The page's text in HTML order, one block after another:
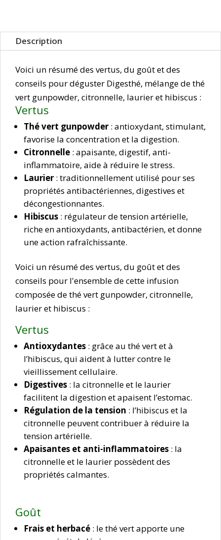
et
apaisantDescription
Voici un résumé des vertus, du goût et des
conseils pour déguster Digesthé, mélange de thé
vert gunpowder, citronnelle, laurier et hibiscus :
Vertus
Thé vert gunpowder : antioxydant, stimulant,
favorise la concentration et la digestion.
Citronnelle : apaisante, digestif, anti-
inflammatoire, aide à réduire le stress.
Laurier : traditionnellement utilisé pour ses
propriétés antibactériennes, digestives et
décongestionnantes.
Hibiscus : régulateur de tension artérielle,
riche en antioxydants, antibactérien, et donne
une action rafraîchissante.
Voici un résumé des vertus, du goût et des
conseils pour l'ensemble de cette infusion
composée de thé vert gunpowder, citronnelle,
laurier et hibiscus :
Vertus
Antioxydantes : grâce au thé vert et à
l’hibiscus, qui aident à lutter contre le
vieillissement cellulaire.
Digestives : la citronnelle et le laurier
facilitent la digestion et apaisent l’estomac.
Régulation de la tension : l’hibiscus et la
citronnelle peuvent contribuer à réduire la
tension artérielle.
Apaisantes et anti-inflammatoires : la
citronnelle et le laurier possèdent des
propriétés calmantes.
Goût
Frais et herbacé : le thé vert apporte une